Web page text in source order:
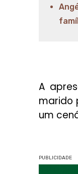
A
marido
um
PUBLICIDADE